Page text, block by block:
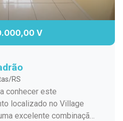
V
RS
conhecer este
localizado no Village
excelente combinação